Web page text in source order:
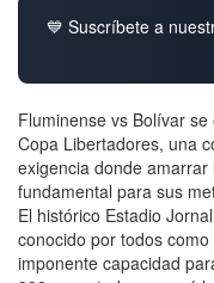
💙 Suscríbete a
Fluminense vs Bolívar
Copa Libertadores, una
exigencia donde
fundamental para sus
El histórico Estadio
conocido por todos
imponente capacidad